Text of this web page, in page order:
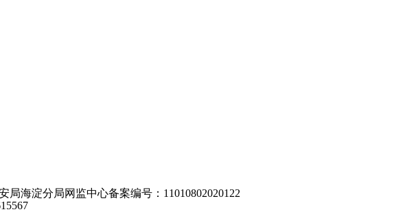
局海淀分局网监中心备案编号：11010802020122